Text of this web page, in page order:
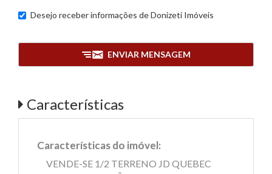
Desejo receber informações deDonizeti Imóveis
ENVIAR MENSAGEM
Características
Características do imóvel:
VENDE-SE 1/2 TERRENO JD QUEBEC